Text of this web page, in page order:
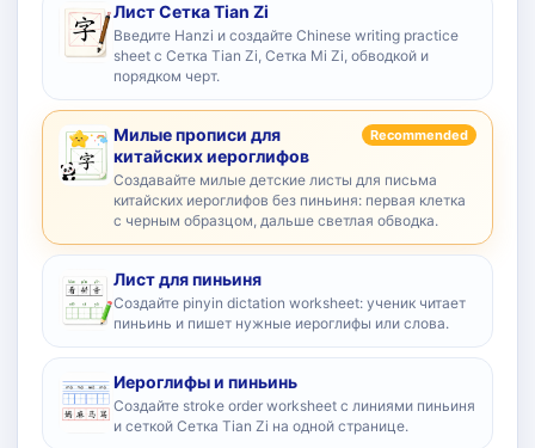
Лист Сетка Tian Zi
Введите Hanzi и создайте Chinese writing practice
sheet с Сетка Tian Zi, Сетка Mi Zi, обводкой и
порядком черт.
Милые прописи для
китайских иероглифов
Recommended
Создавайте милые детские листы для письма
китайских иероглифов без пиньиня: первая клетка
с черным образцом, дальше светлая обводка.
Лист для пиньиня
Создайте pinyin dictation worksheet: ученик читает
пиньинь и пишет нужные иероглифы или слова.
Иероглифы и пиньинь
Создайте stroke order worksheet с линиями пиньиня
и сеткой Сетка Tian Zi на одной странице.